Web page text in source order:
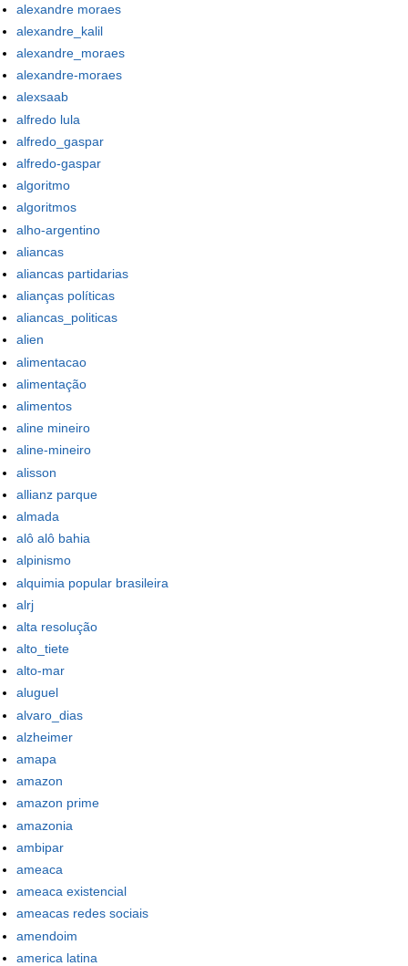
alexandre moraes
alexandre_kalil
alexandre_moraes
alexandre-moraes
alexsaab
alfredo lula
alfredo_gaspar
alfredo-gaspar
algoritmo
algoritmos
alho-argentino
aliancas
aliancas partidarias
alianças políticas
aliancas_politicas
alien
alimentacao
alimentação
alimentos
aline mineiro
aline-mineiro
alisson
allianz parque
almada
alô alô bahia
alpinismo
alquimia popular brasileira
alrj
alta resolução
alto_tiete
alto-mar
aluguel
alvaro_dias
alzheimer
amapa
amazon
amazon prime
amazonia
ambipar
ameaca
ameaca existencial
ameacas redes sociais
amendoim
america latina